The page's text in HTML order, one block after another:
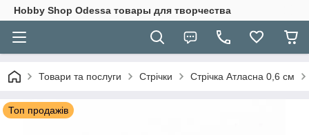
Hobbу Shop Odessa товары для творчества
Товари та послуги Стрічки Стрічка Атласна 0,6 см
Топ продажів